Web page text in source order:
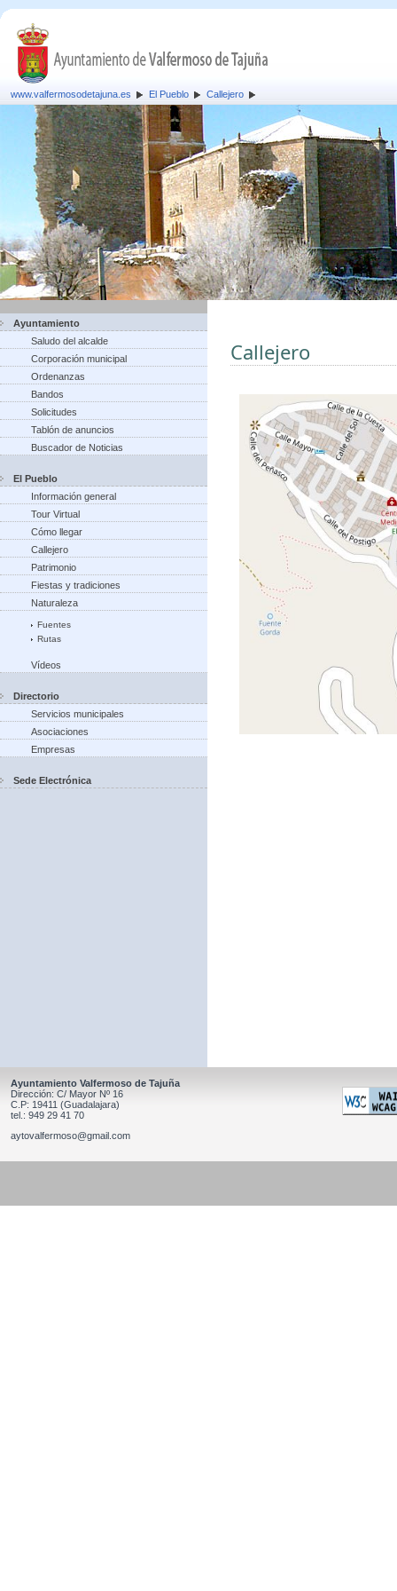
www.valfermosodetajuna.es El Pueblo Callejero
Ayuntamiento
Saludo del alcalde
Corporación municipal
Ordenanzas
Bandos
Solicitudes
Tablón de anuncios
Buscador de Noticias
El Pueblo
Información general
Tour Virtual
Cómo llegar
Callejero
Patrimonio
Fiestas y tradiciones
Naturaleza
Fuentes
Rutas
Vídeos
Directorio
Servicios municipales
Asociaciones
Empresas
Sede Electrónica
Callejero
Ayuntamiento Valfermoso de Tajuña
Dirección: C/ Mayor Nº 16
C.P: 19411 (Guadalajara)
tel.: 949 29 41 70
aytovalfermoso@gmail.com